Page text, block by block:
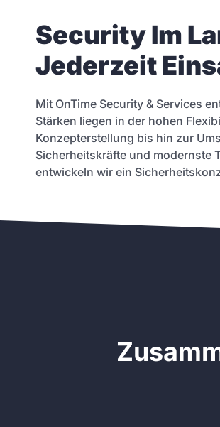
Security Im
Jederzeit
Mit OnTime Security & Services
Stärken liegen in der hohen
Konzepterstellung bis hin zur
Sicherheitskräfte und modernste
entwickeln wir ein